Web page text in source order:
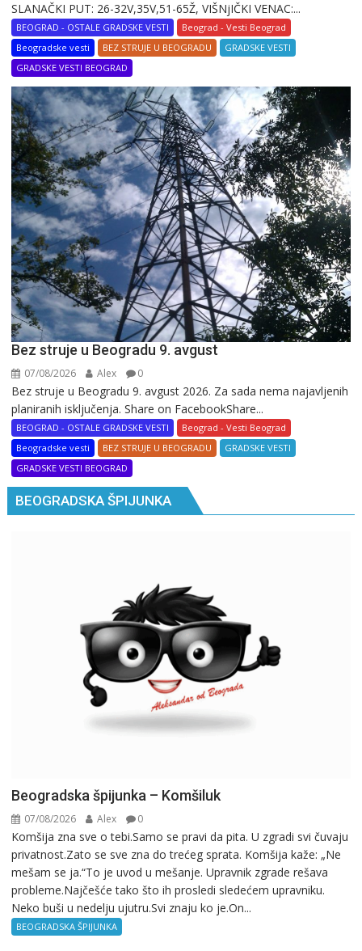
SLANAČKI PUT: 26-32V,35V,51-65Ž, VIŠNjIČKI VENAC:...
BEOGRAD - OSTALE GRADSKE VESTI
Beograd - Vesti Beograd
Beogradske vesti
BEZ STRUJE U BEOGRADU
GRADSKE VESTI
GRADSKE VESTI BEOGRAD
Bez struje u Beogradu 9. avgust
07/08/2026 Alex 0
Bez struje u Beogradu 9. avgust 2026. Za sada nema najavljenih
planiranih isključenja. Share on FacebookShare...
BEOGRAD - OSTALE GRADSKE VESTI
Beograd - Vesti Beograd
Beogradske vesti
BEZ STRUJE U BEOGRADU
GRADSKE VESTI
GRADSKE VESTI BEOGRAD
BEOGRADSKA ŠPIJUNKA
Beogradska špijunka – Komšiluk
07/08/2026 Alex 0
Komšija zna sve o tebi.Samo se pravi da pita. U zgradi svi čuvaju
privatnost.Zato se sve zna do trećeg sprata. Komšija kaže: „Ne
mešam se ja.“To je uvod u mešanje. Upravnik zgrade rešava
probleme.Najčešće tako što ih prosledi sledećem upravniku.
Neko buši u nedelju ujutru.Svi znaju ko je.On...
BEOGRADSKA ŠPIJUNKA